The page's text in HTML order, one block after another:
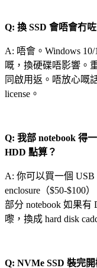
Q: 換 SSD 會唔會冇
A: 唔會。Windows
嘅，換硬碟唔影響。
同啟用返。唔放心嘅
license。
Q: 我部 notebook 得
HDD 點算？
A: 你可以買一個 USB
enclosure（$50-$100
部分 notebook 如果
嚟，換成 hard disk
Q: NVMe SSD 裝完